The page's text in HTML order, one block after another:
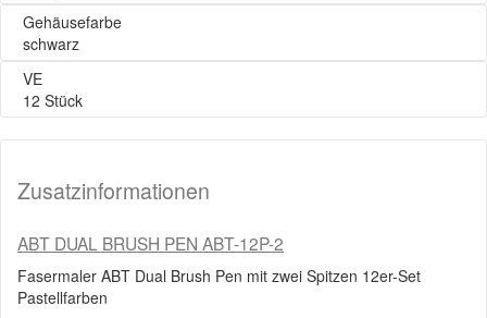
Gehäusefarbe
schwarz
VE
12 Stück
Zusatzinformationen
ABT DUAL BRUSH PEN ABT-12P-2
Fasermaler ABT Dual Brush Pen mit zwei Spitzen 12er-Set
Pastellfarben